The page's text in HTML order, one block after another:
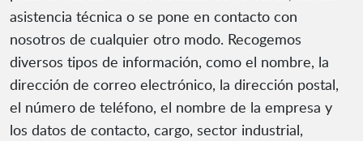
asistencia técnica o se pone en contacto con
nosotros de cualquier otro modo. Recogemos
diversos tipos de información, como el nombre, la
dirección de correo electrónico, la dirección postal,
el número de teléfono, el nombre de la empresa y
los datos de contacto, cargo, sector industrial,